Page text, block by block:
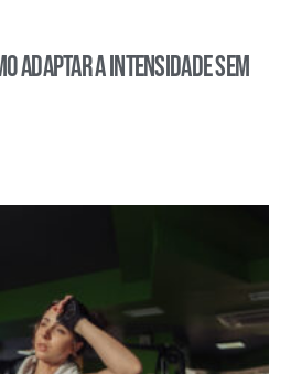
adaptar a intensidade sem